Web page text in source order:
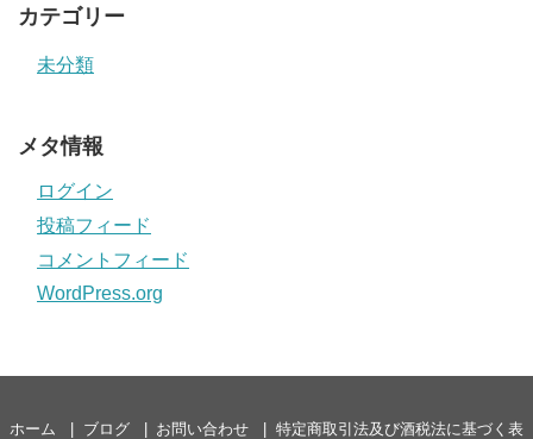
カテゴリー
未分類
メタ情報
ログイン
投稿フィード
コメントフィード
WordPress.org
ホーム ブログ お問い合わせ 特定商取引法及び酒税法に基づく表